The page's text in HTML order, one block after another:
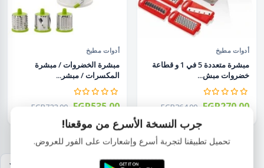
أدوات مطبخ
مبشرة متعددة 5 في 1 و قطاعة
خضروات مبش...
EGP364.00 EGP270.00
أدوات مطبخ
مبشرة الخضروات / مبشرة
المكسرات / مبشر...
EGP722.00 EGP535.00
جرب النسخة الأسرع من موقعنا!
تحميل تطبيقنا لتجربة أسرع وإشعارات على الفور للعروض.